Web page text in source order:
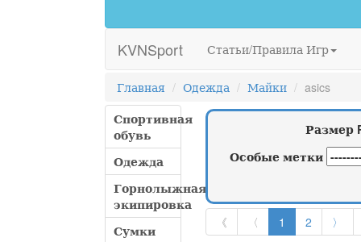
KVNSport Статьи/Правила Игр
Главная Одежда Майки
asics
Спортивная
обувь
Одежда
Горнолыжная
экипировка
Сумки
Размер
Особые метки
《 〈 1 2 〉